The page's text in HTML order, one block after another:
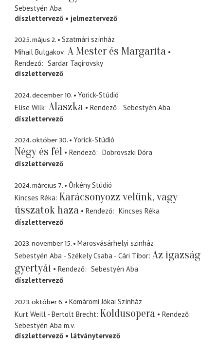
Sebestyén Aba
díszlettervező
jelmeztervező
2025. május 2.
Szatmári színház
Mihail Bulgakov A Mester és Margarita
Rendező
Sardar Tagirovsky
díszlettervező
2024. december 10.
Yorick-Stúdió
Elise Wilk Alaszka Rendező
Sebestyén Aba
díszlettervező
2024. október 30. Yorick-Stúdió
Négy és fél Rendező
Dobrovszki Dóra
díszlettervező
2024. március 7.
Örkény Stúdió
Kincses Réka Karácsonyozz velünk, vagy
ússzatok haza
Rendező
Kincses Réka
díszlettervező
2023. november 15.
Marosvásárhelyi szinház
Sebestyén Aba - Székely Csaba - Cári Tibor Az igazság
gyertyái
Rendező
Sebestyén Aba
díszlettervező
2023. október 6.
Komáromi Jókai Színház
Kurt Weill - Bertolt Brecht Koldusopera
Rendező
Sebestyén Aba m.v.
díszlettervező
látványtervező